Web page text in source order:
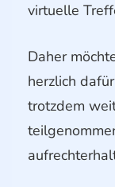
virtuelle
Daher
herzlich
trotzdem